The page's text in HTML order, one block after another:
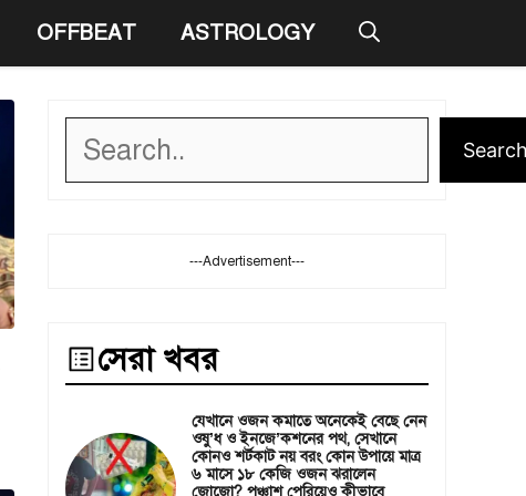
OFFBEAT ASTROLOGY
Search
---Advertisement---
সেরা খবর
যেখানে ওজন কমাতে অনেকেই বেছে নেন
ওষু’ধ ও ইনজে’কশনের পথ, সেখানে
কোনও শর্টকাট নয় বরং কোন উপায়ে মাত্র
৬ মাসে ১৮ কেজি ওজন ঝরালেন
জোজো? পঞ্চাশ পেরিয়েও কীভাবে